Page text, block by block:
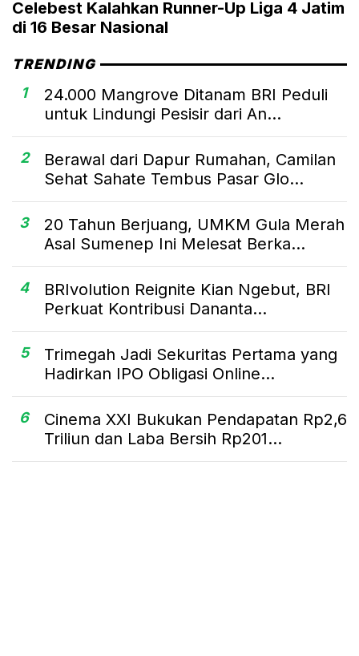
Celebest Kalahkan Runner-Up Liga 4 Jatim
di 16 Besar Nasional
TRENDING
1
24.000 Mangrove Ditanam BRI Peduli
untuk Lindungi Pesisir dari An...
2
Berawal dari Dapur Rumahan, Camilan
Sehat Sahate Tembus Pasar Glo...
3
20 Tahun Berjuang, UMKM Gula Merah
Asal Sumenep Ini Melesat Berka...
4
BRIvolution Reignite Kian Ngebut, BRI
Perkuat Kontribusi Dananta...
5
Trimegah Jadi Sekuritas Pertama yang
Hadirkan IPO Obligasi Online...
6
Cinema XXI Bukukan Pendapatan Rp2,6
Triliun dan Laba Bersih Rp201...